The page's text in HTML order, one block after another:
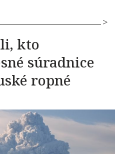
kto
súradnice
ropné